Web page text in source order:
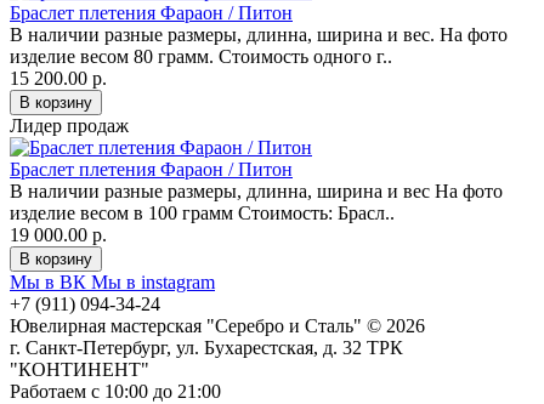
Браслет плетения Фараон / Питон
В наличии разные размеры, длинна, ширина и вес. На фото
изделие весом 80 грамм. Стоимость одного г..
15 200.00 р.
Лидер продаж
Браслет плетения Фараон / Питон
В наличии разные размеры, длинна, ширина и вес На фото
изделие весом в 100 грамм Стоимость: Брасл..
19 000.00 р.
Мы в ВК Мы в instagram
+7 (911) 094-34-24
Ювелирная мастерская "Серебро и Сталь" © 2026
г. Санкт-Петербург, ул. Бухарестская, д. 32 ТРК
"КОНТИНЕНТ"
Работаем с 10:00 до 21:00